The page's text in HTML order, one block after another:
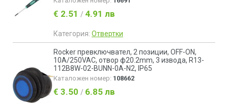
€ 2.51 / 4.91 лв
Категория: Отвертки
Rocker превключвател, 2 позиции, OFF-ON,
10A/250VAC, отвор ф20.2mm, 3 извода, R13-
112B8W-02-BUNN-0A-N2, IP65
Каталожен номер: 108662
€ 3.50 / 6.85 лв